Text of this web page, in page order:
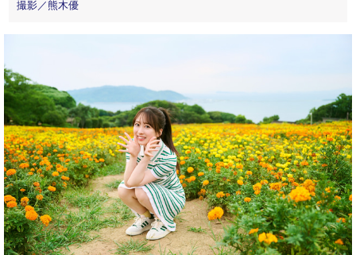
撮影／熊木優